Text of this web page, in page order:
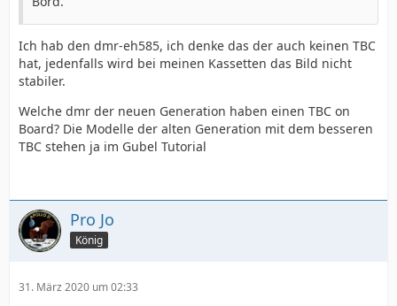
Ich hab den dmr-eh585, ich denke das der auch keinen TBC
hat, jedenfalls wird bei meinen Kassetten das Bild nicht
stabiler.
Welche dmr der neuen Generation haben einen TBC on
Board? Die Modelle der alten Generation mit dem besseren
TBC stehen ja im Gubel Tutorial
Pro Jo
König
31. März 2020 um 02:33